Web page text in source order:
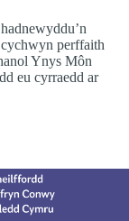
perffaith
Ynys Môn
eu cyrraedd ar